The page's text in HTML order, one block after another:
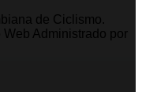
de Ciclismo.
Administrado por